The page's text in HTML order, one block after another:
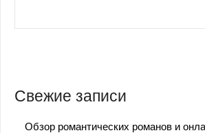
Свежие записи
Обзор романтических романов и